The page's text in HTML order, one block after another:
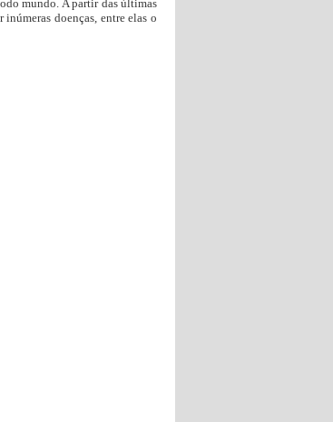
mundo. A partir das últimas
doenças, entre elas o